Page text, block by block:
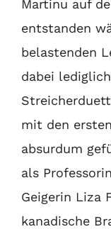
Martinu auf
entstanden
belastenden
dabei
mit den
absurdum
als
Geigerin Liza
kanadische